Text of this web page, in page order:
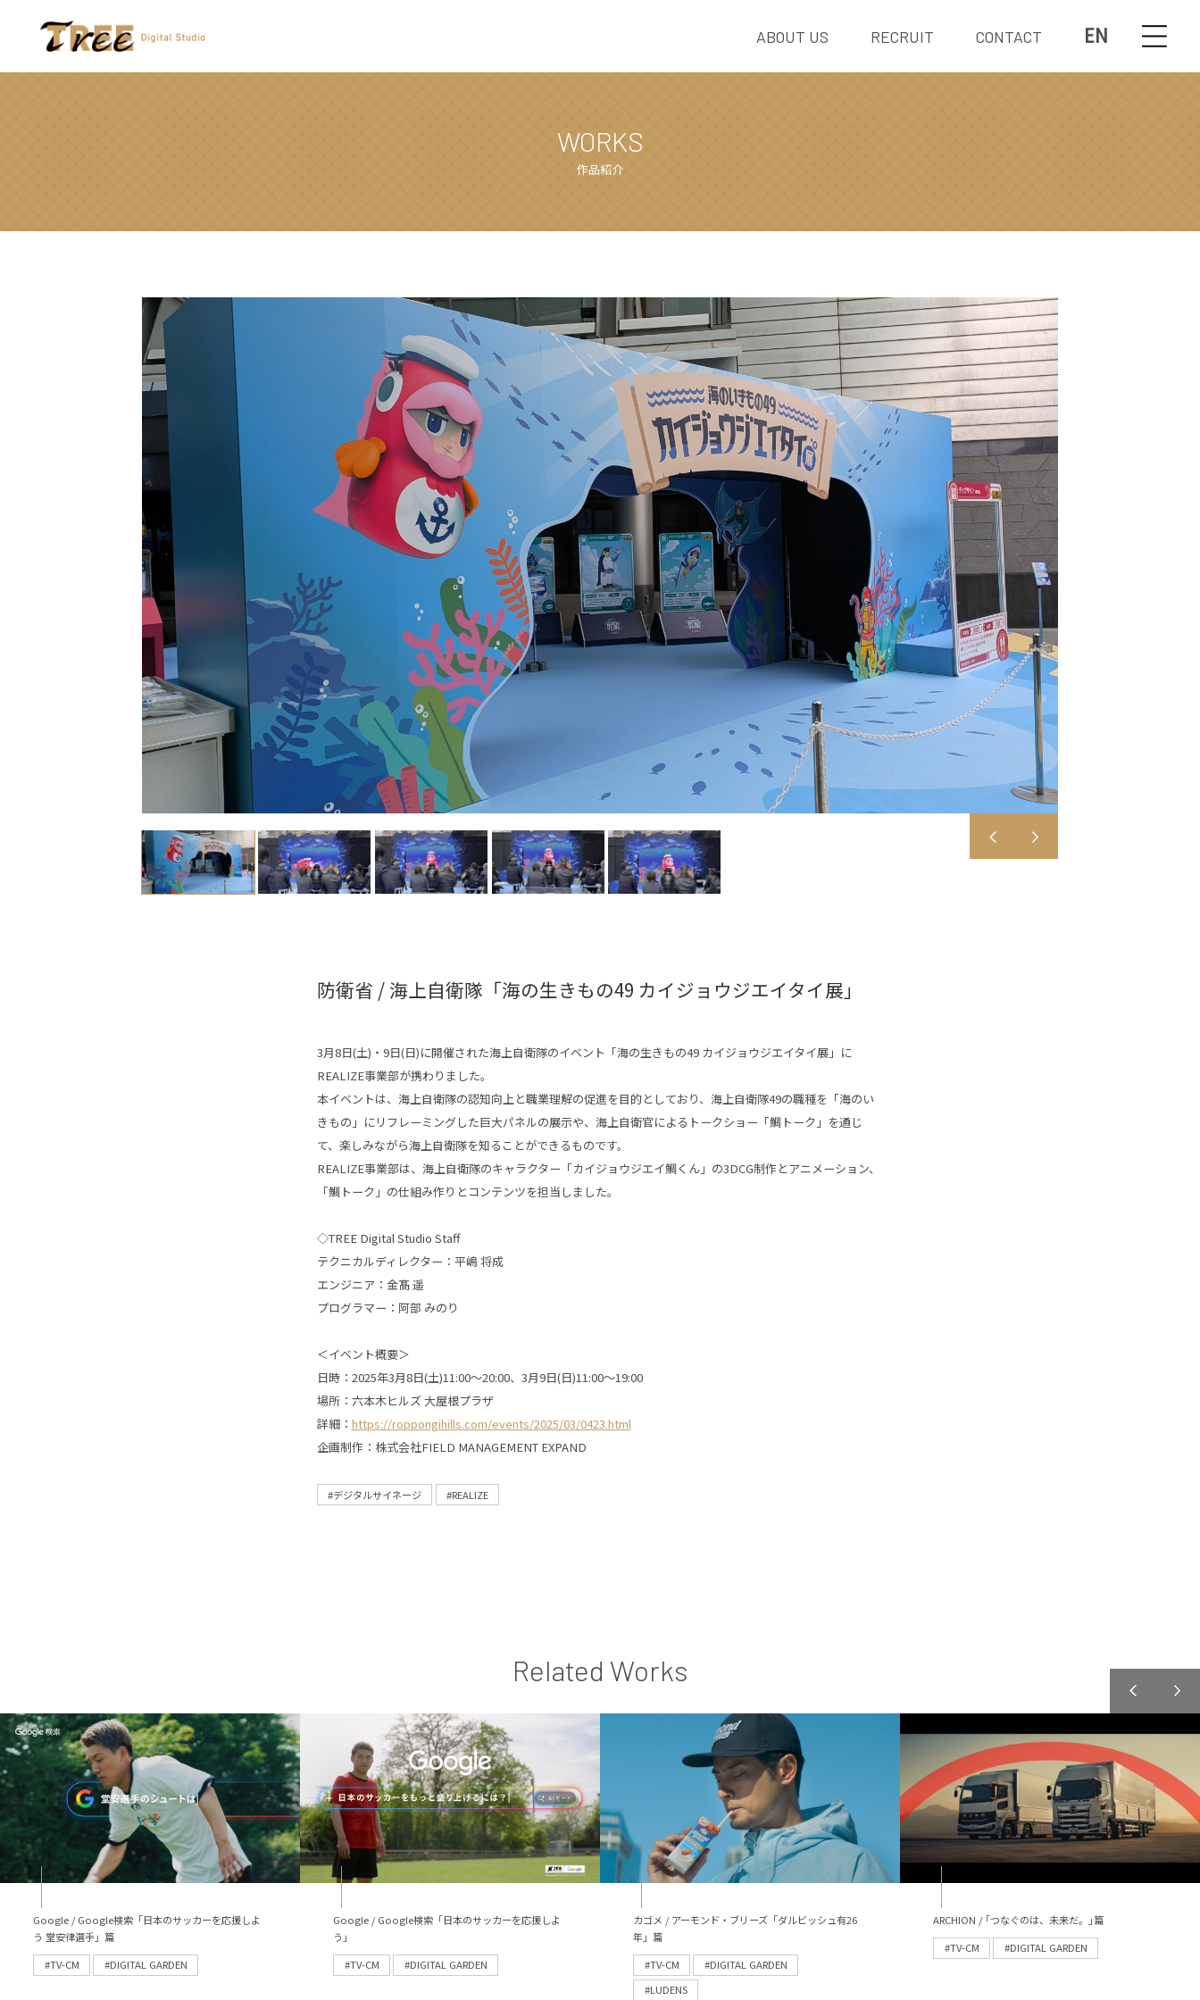
EN
ABOUT US RECRUIT CONTACT
WORKS
作品紹介
防衛省 / 海上自衛隊「海の生きもの49 カイジョウジエイタイ展」
3月8日(土)・9日(日)に開催された海上自衛隊のイベント「海の生きもの49 カイジョウジエイタイ展」に
REALIZE事業部が携わりました。
本イベントは、海上自衛隊の認知向上と職業理解の促進を目的としており、海上自衛隊49の職種を「海のい
きもの」にリフレーミングした巨大パネルの展示や、海上自衛官によるトークショー「鯛トーク」を通じ
て、楽しみながら海上自衛隊を知ることができるものです。
REALIZE事業部は、海上自衛隊のキャラクター「カイジョウジエイ鯛くん」の3DCG制作とアニメーション、
「鯛トーク」の仕組み作りとコンテンツを担当しました。
◇TREE Digital Studio Staff
テクニカルディレクター：平嶋 将成
エンジニア：金髙 遥
プログラマー：阿部 みのり
＜イベント概要＞
日時：2025年3月8日(土)11:00〜20:00、3月9日(日)11:00〜19:00
場所：六本木ヒルズ 大屋根プラザ
詳細： https://roppongihills.com/events/2025/03/0423.html
企画制作：株式会社FIELD MANAGEMENT EXPAND
#デジタルサイネージ #REALIZE
Related Works
Google / Google検索「日本のサッカーを応援しよ
う 堂安律選手」篇
#TV-CM
#DIGITAL GARDEN
Google / Google検索「日本のサッカーを応援しよ
う」
#TV-CM
#DIGITAL GARDEN
カゴメ / アーモンド・ブリーズ「ダルビッシュ有26
年」篇
#TV-CM
#DIGITAL GARDEN
#LUDENS
ARCHION / ｢つなぐのは、未来だ。｣篇
#TV-CM
#DIGITAL GARDEN